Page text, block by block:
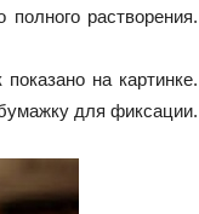
растворения.
на картинке.
для фиксации.